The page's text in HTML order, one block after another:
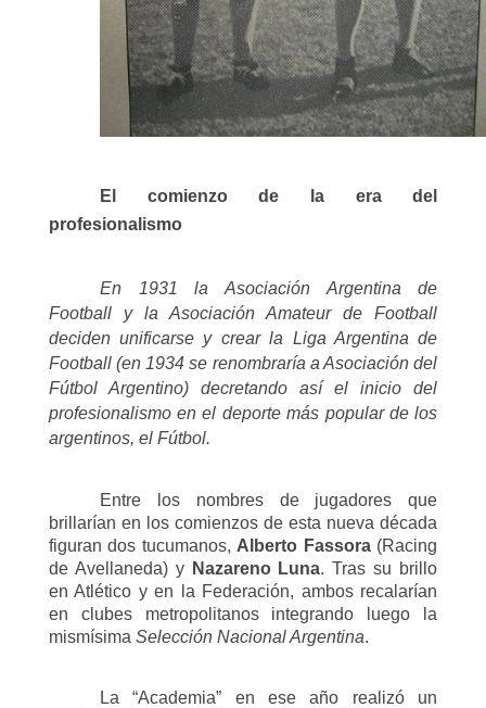
El comienzo de la era del
profesionalismo
En 1931 la Asociación Argentina de
Football y la Asociación Amateur de Football
deciden unificarse y crear la Liga Argentina de
Football (en 1934 se renombraría a Asociación del
Fútbol Argentino) decretando así el inicio del
profesionalismo en el deporte más popular de los
argentinos, el Fútbol.
Entre los nombres de jugadores que
brillarían en los comienzos de esta nueva década
figuran dos tucumanos, Alberto Fassora(Racing
de Avellaneda) y Nazareno Luna. Tras su brillo
en Atlético y en la Federación, ambos recalarían
en clubes metropolitanos integrando luego la
mismísima Selección Nacional Argentina.
La “Academia” en ese año realizó un